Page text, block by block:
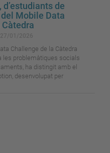
de
Mobile Data
Challenge de la Càtedra
les problemàtiques socials
ha distingit amb el
desenvolupat per